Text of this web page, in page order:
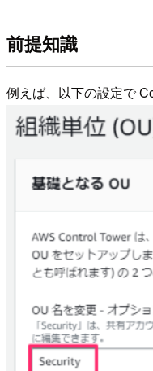
前提知識
例えば、以下の設定で